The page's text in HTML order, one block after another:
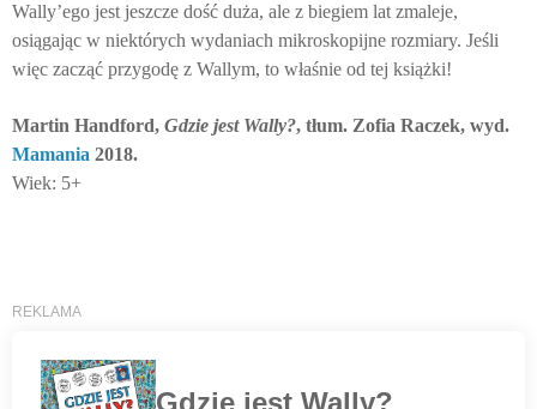
Wally’ego jest jeszcze dość duża, ale z biegiem lat zmaleje,
osiągając w niektórych wydaniach mikroskopijne rozmiary. Jeśli
więc zacząć przygodę z Wallym, to właśnie od tej książki!
Martin Handford, Gdzie jest Wally?, tłum. Zofia Raczek, wyd.
Mamania 2018.
Wiek: 5+